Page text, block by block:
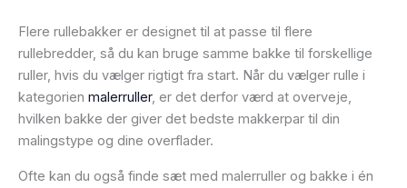
Flere rullebakker er designet til at passe til flere
rullebredder, så du kan bruge samme bakke til forskellige
ruller, hvis du vælger rigtigt fra start. Når du vælger rulle i
kategorien malerruller, er det derfor værd at overveje,
hvilken bakke der giver det bedste makkerpar til din
malingstype og dine overflader.
Ofte kan du også finde sæt med malerruller og bakke i én